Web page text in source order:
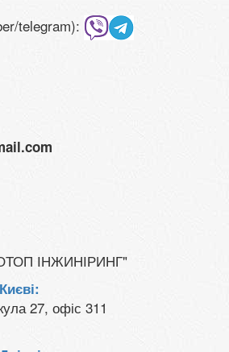
telegram):
ІНЖИНІРИНГ"
27, офіс 311